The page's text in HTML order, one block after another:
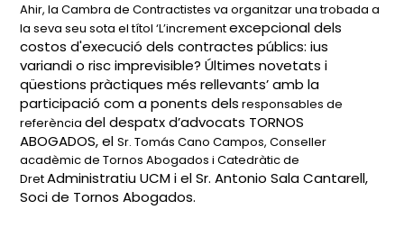
Ahir, la Cambra de Contractistes va organitzar una trobada a
la seva seu sota el títol ‘L’incrementexcepcional dels
costos d'execució dels contractes públics: ius
variandi o risc imprevisible?Últimes novetats i
qüestions pràctiques més rellevants’ amb la
participació com a ponents dels responsables de
referènciadel despatx d’advocats TORNOS
ABOGADOS, elSr. Tomás Cano Campos, Conseller
acadèmic de Tornos Abogados i Catedràtic de
DretAdministratiu UCM i el Sr. Antonio Sala Cantarell,
Soci de Tornos Abogados.